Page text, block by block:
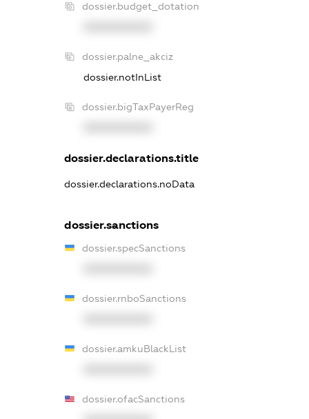
dossier.budget_dotation
dossier.palne_akciz
dossier.notInList
dossier.bigTaxPayerReg
dossier.declarations.title
dossier.declarations.noData
dossier.sanctions
dossier.specSanctions
dossier.rnboSanctions
dossier.amkuBlackList
dossier.ofacSanctions